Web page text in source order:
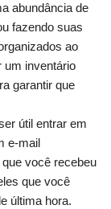
abundância de
fazendo suas
ao
um inventário
garantir que
útil entrar em
e-mail
você recebeu
que você
última hora.